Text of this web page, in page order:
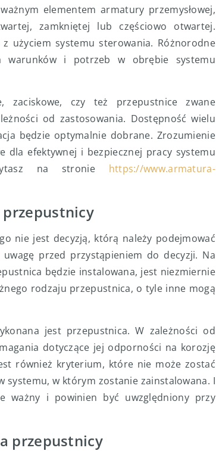
elementem armatury przemysłowej,
zamkniętej lub częściowo otwartej.
użyciem systemu sterowania. Różnorodne
warunków i potrzeb w obrębie systemu
zaciskowe, czy też przepustnice zwane
od zastosowania. Dostępność wielu
będzie optymalnie dobrane. Zrozumienie
dla efektywnej i bezpiecznej pracy systemu
na stronie https://www.armatura-
nie jest decyzją, którą należy podejmować
przed przystąpieniem do decyzji. Na
będzie instalowana, jest niezmiernie
rodzaju przepustnica, o tyle inne mogą
jest przepustnica. W zależności od
dotyczące jej odporności na korozję
również kryterium, które nie może zostać
w którym zostanie zainstalowana. I
ważny i powinien być uwzględniony przy
przepustnicy